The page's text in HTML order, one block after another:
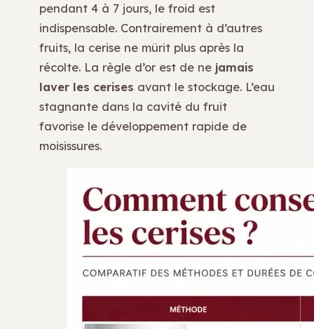
pendant 4 à 7 jours, le froid est
indispensable. Contrairement à d’autres
fruits, la cerise ne mûrit plus après la
récolte. La règle d’or est de ne jamais
laver les cerises avant le stockage. L’eau
stagnante dans la cavité du fruit
favorise le développement rapide de
moisissures.